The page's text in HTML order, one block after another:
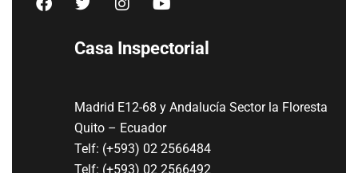
Casa Inspectorial
Madrid E12-68 y Andalucía Sector la Floresta
Quito – Ecuador
Telf: (+593) 02 2566484
Telf: (+593) 02 2566492